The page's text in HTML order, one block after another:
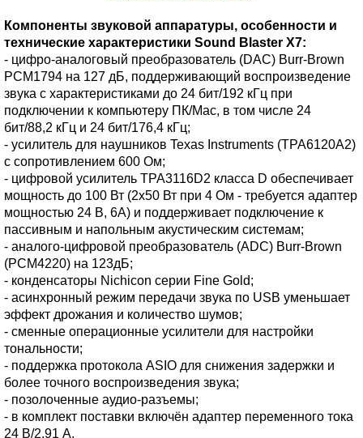
Компоненты звуковой аппаратуры, особенности и
технические характеристики Sound Blaster X7:
- цифро-аналоговый преобразователь (DAC) Burr-Brown
PCM1794 на 127 дБ, поддерживающий воспроизведение
звука с характеристиками до 24 бит/192 кГц при
подключении к компьютеру ПК/Mac, в том числе 24
бит/88,2 кГц и 24 бит/176,4 кГц;
- усилитель для наушников Texas Instruments (TPA6120A2)
с сопротивлением 600 Ом;
- цифровой усилитель TPA3116D2 класса D обеспечивает
мощность до 100 Вт (2x50 Вт при 4 Ом - требуется адаптер
мощностью 24 В, 6A) и поддерживает подключение к
пассивным и напольным акустическим системам;
- аналого-цифровой преобразователь (ADC) Burr-Brown
(PCM4220) на 123дБ;
- конденсаторы Nichicon серии Fine Gold;
- асинхронный режим передачи звука по USB уменьшает
эффект дрожания и количество шумов;
- сменные операционные усилители для настройки
тональности;
- поддержка протокола ASIO для снижения задержки и
более точного воспроизведения звука;
- позолоченные аудио-разъемы;
- в комплект поставки включён адаптер переменного тока
24 В/2,91 A.